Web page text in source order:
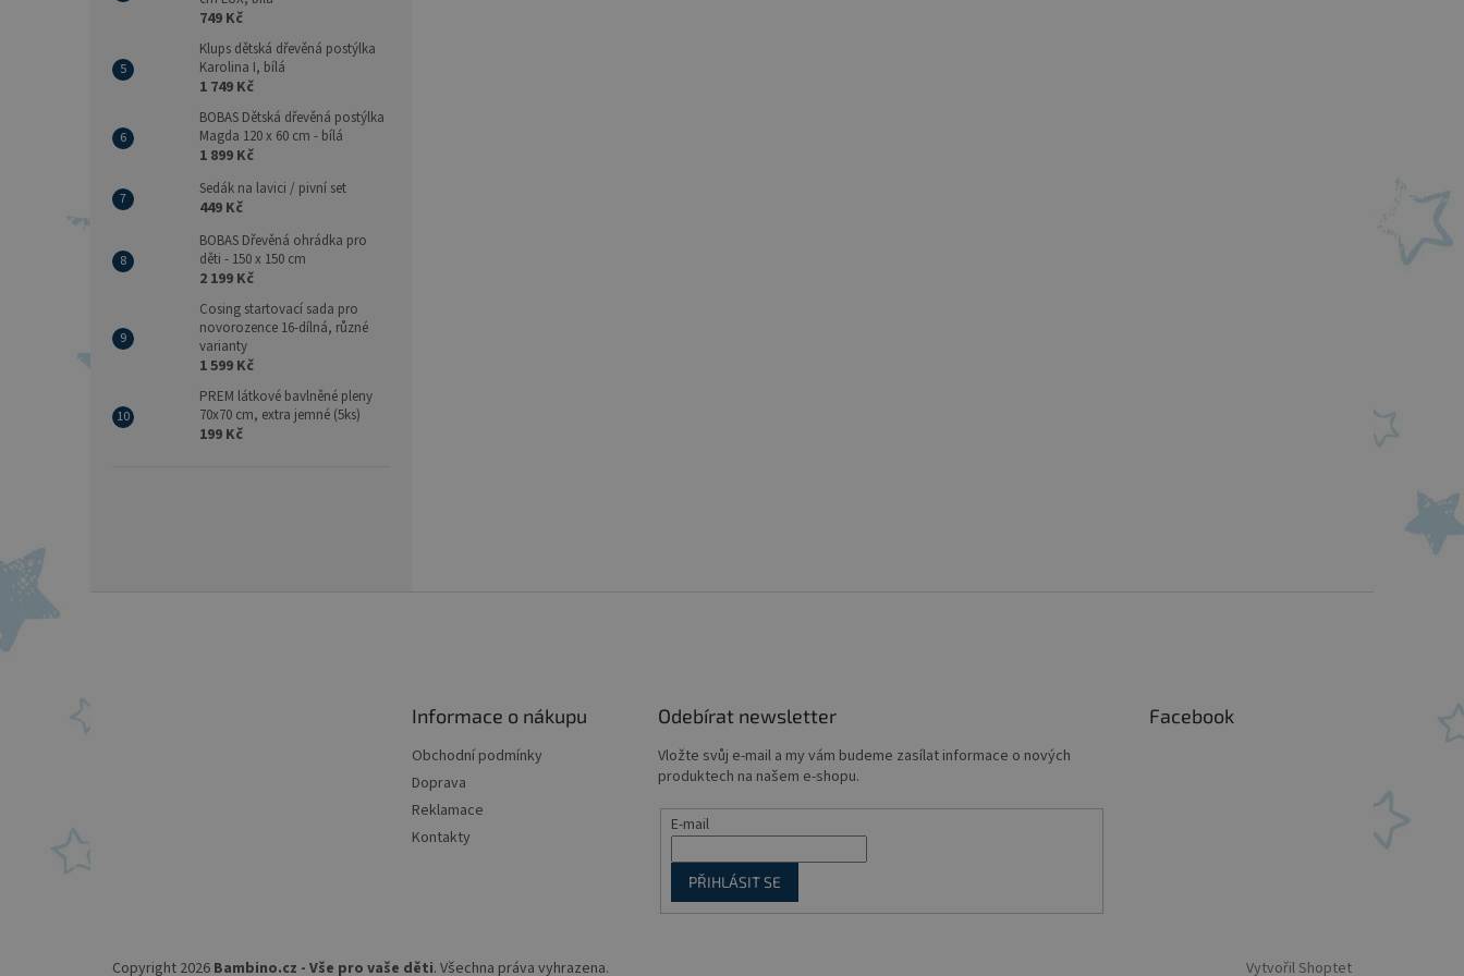
749 Kč
Klups dětská dřevěná postýlka
Karolina I, bílá
1 749 Kč
BOBAS Dětská dřevěná postýlka
Magda 120 x 60 cm - bílá
1 899 Kč
Sedák na lavici / pivní set
449 Kč
BOBAS Dřevěná ohrádka pro
děti - 150 x 150 cm
2 199 Kč
Cosing startovací sada pro
novorozence 16-dílná, různé
varianty
1 599 Kč
PREM látkové bavlněné pleny
70x70 cm, extra jemné (5ks)
199 Kč
p
Informace o nákupu
Obchodní podmínky
Doprava
Reklamace
Kontakty
Odebírat newsletter
Vložte svůj e-mail a my vám budeme zasílat informace o nových
produktech na našem e-shopu.
E-mail
PŘIHLÁSIT SE
Facebook
Vytvořil Shoptet
Copyright 2026 Bambino.cz - Vše pro vaše děti. Všechna práva vyhrazena.